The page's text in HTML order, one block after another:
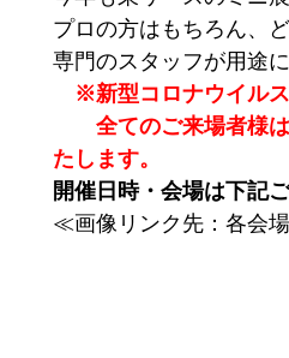
プロの方はもちろん、
専門のスタッフが用途
※新型コロナウイルス
全てのご来場者様は
たします。
開催日時・会場は下記
≪画像リンク先：各会